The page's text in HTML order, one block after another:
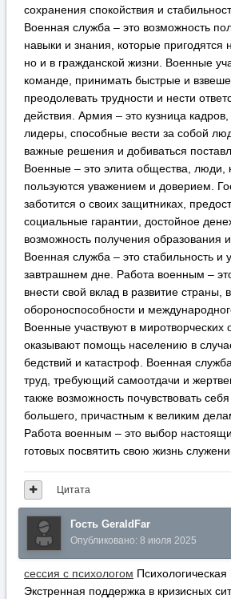
сохранения спокойствия и
Военная служба – это возможность
навыки и знания, которые пригодятся
но и в гражданской жизни. Военные
команде, принимать быстрые и
преодолевать трудности и нести
действия. Армия – это кузница
лидеры, способные вести за собой
важные решения и добиваться
Военные – это элита общества, люди,
пользуются уважением и доверием.
заботится о своих защитниках,
социальные гарантии, достойное
возможность получения образования и
Военная служба – это стабильность и
завтрашнем дне. Работа военным –
внести свой вклад в развитие страны,
обороноспособности и
Военные участвуют в миротворческих
оказывают помощь населению в
бедствий и катастроф. Военная
труд, требующий самоотдачи и
также возможность почувствовать
большего, причастным к великим
Работа военным – это выбор
готовых посвятить свою жизнь
Цитата
Гость GeraldFar
Опубликовано: 8 июля 2025
сессия с психологом
Экстренная поддержка в кризисных